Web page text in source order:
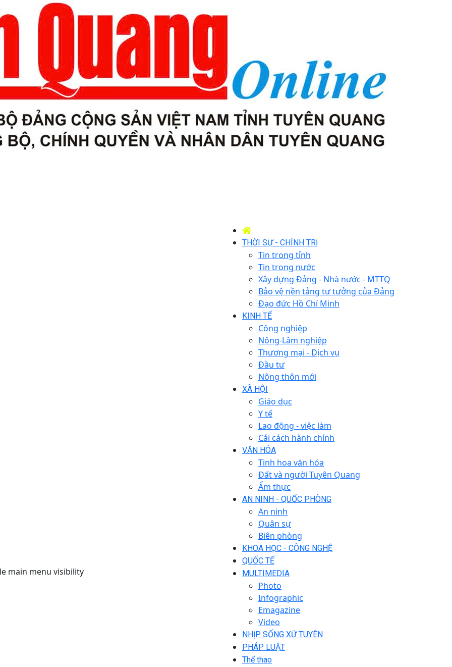
main menu visibility
THỜI SỰ - CHÍNH TRỊ
Tin trong tỉnh
Tin trong nước
Xây dựng Đảng - Nhà nước - MTTQ
Bảo vệ nền tảng tư tưởng của Đảng
Đạo đức Hồ Chí Minh
KINH TẾ
Công nghiệp
Nông-Lâm nghiệp
Thương mại - Dịch vụ
Đầu tư
Nông thôn mới
XÃ HỘI
Giáo dục
Y tế
Lao động - việc làm
Cải cách hành chính
VĂN HÓA
Tinh hoa văn hóa
Đất và người Tuyên Quang
Ẩm thực
AN NINH - QUỐC PHÒNG
An ninh
Quân sự
Biên phòng
KHOA HỌC - CÔNG NGHỆ
QUỐC TẾ
MULTIMEDIA
Photo
Infographic
Emagazine
Video
NHỊP SỐNG XỨ TUYÊN
PHÁP LUẬT
Thể thao